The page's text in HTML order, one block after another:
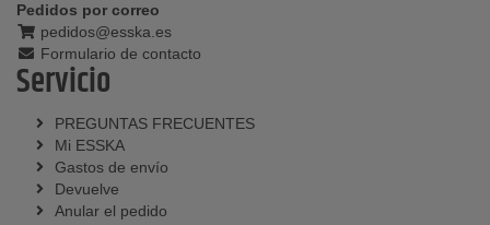
Pedidos por correo
pedidos@esska.es
Formulario de contacto
Servicio
PREGUNTAS FRECUENTES
Mi ESSKA
Gastos de envío
Devuelve
Anular el pedido